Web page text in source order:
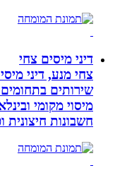
דיני מיסים צחי
צחי מנע, דיני מיסים,
שירותים בתחומים
מיסוי מקומי
חשבונות חיצונית